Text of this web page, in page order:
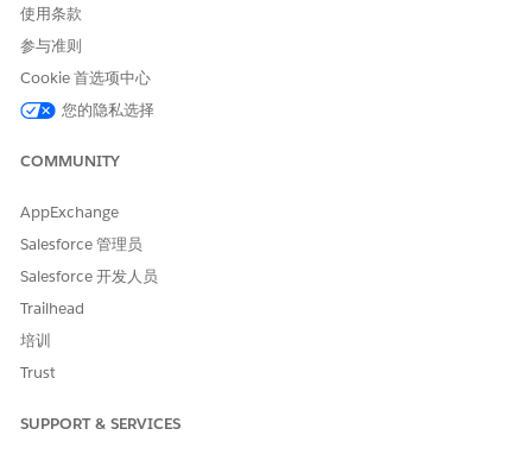
除模板。
使用应用程序模板
Tableau Next 中的模板页面显示您和其他用户创建的应用程序
模板。从模板创建应用程序，以在贵组织中安装自定义工作区功
下载应用程序模板
则和链的自定义。下载的模板是 Salesforce 软件包，您可以将
其部署并安装到其他组织。
另请参阅：
开发人员指南应用程序模板框架
使用条款
参与准则
Cookie 首选项中心
您的隐私选择
COMMUNITY
AppExchange
Salesforce 管理员
Salesforce 开发人员
Trailhead
培训
Trust
SUPPORT & SERVICES